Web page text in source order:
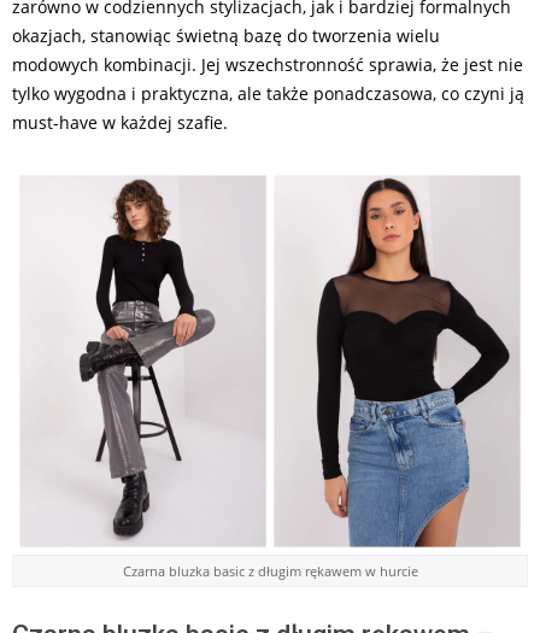
zarówno w codziennych stylizacjach, jak i bardziej formalnych
okazjach, stanowiąc świetną bazę do tworzenia wielu
modowych kombinacji. Jej wszechstronność sprawia, że jest nie
tylko wygodna i praktyczna, ale także ponadczasowa, co czyni ją
must-have w każdej szafie.
Czarna bluzka basic z długim rękawem w hurcie